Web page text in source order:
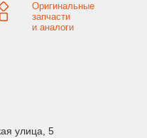
Оригинальные
запчасти
и аналоги
улица, 5